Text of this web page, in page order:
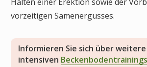
vorzeitigen Samenergusses.
Informieren Sie sich über
intensiven Beckenbodentrainings